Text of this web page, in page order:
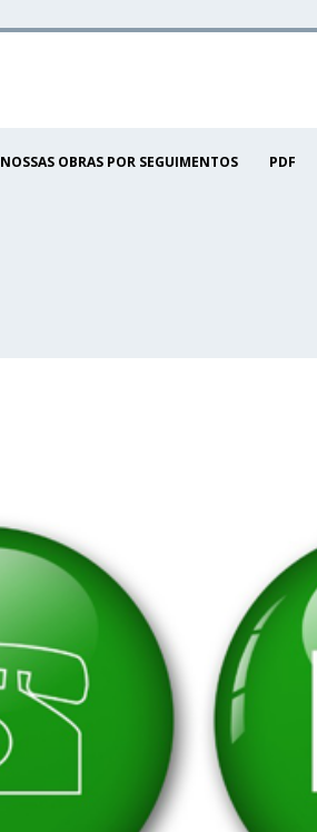
NOSSAS OBRAS POR SEGUIMENTOS PDF